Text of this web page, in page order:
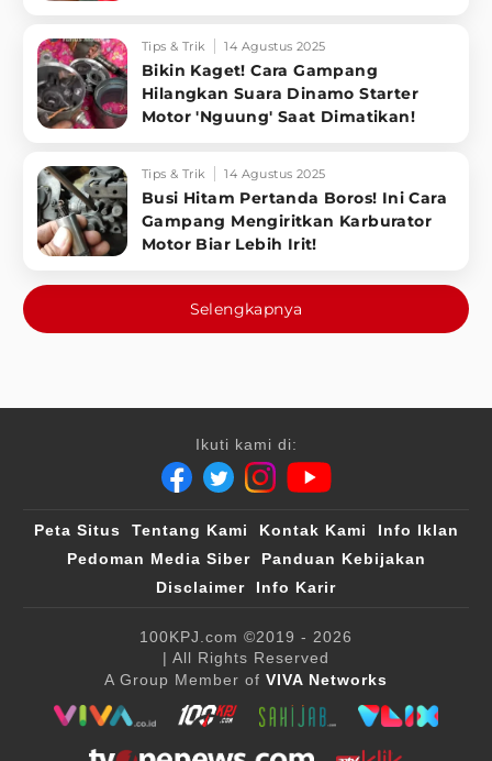
Tips & Trik 14 Agustus 2025
Bikin Kaget! Cara Gampang
Hilangkan Suara Dinamo Starter
Motor 'Nguung' Saat Dimatikan!
Tips & Trik 14 Agustus 2025
Busi Hitam Pertanda Boros! Ini Cara
Gampang Mengiritkan Karburator
Motor Biar Lebih Irit!
Selengkapnya
Ikuti kami di:
Peta Situs Tentang Kami Kontak Kami
Info Iklan
Pedoman Media Siber
Panduan Kebijakan
Disclaimer
Info Karir
100KPJ.com ©2019 - 2026
| All Rights Reserved
A Group Member of VIVA Networks